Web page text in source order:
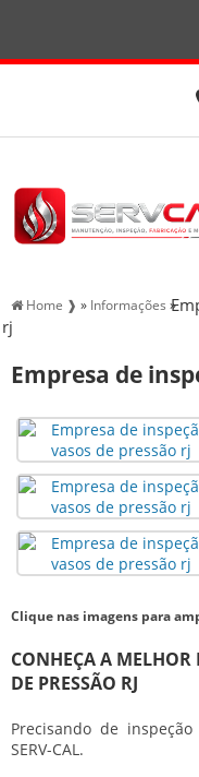
Home ❱ » Informações »
rj
Empresa de
Clique nas imagens para
CONHEÇA A MELHOR
DE PRESSÃO RJ
Precisando de
SERV-CAL.